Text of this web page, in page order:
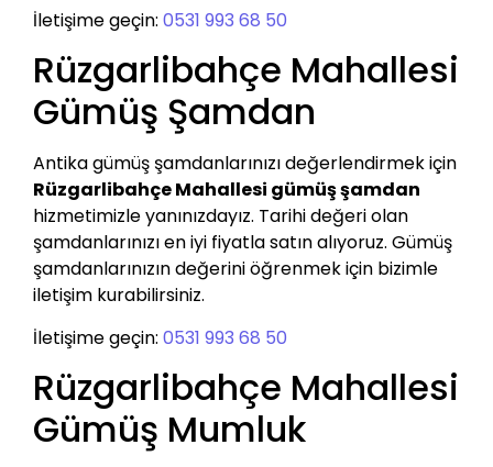
İletişime geçin: 0531 993 68 50
Rüzgarlibahçe Mahallesi
Gümüş Şamdan
Antika gümüş şamdanlarınızı değerlendirmek için
Rüzgarlibahçe Mahallesi gümüş şamdan
hizmetimizle yanınızdayız. Tarihi değeri olan
şamdanlarınızı en iyi fiyatla satın alıyoruz. Gümüş
şamdanlarınızın değerini öğrenmek için bizimle
iletişim kurabilirsiniz.
İletişime geçin: 0531 993 68 50
Rüzgarlibahçe Mahallesi
Gümüş Mumluk